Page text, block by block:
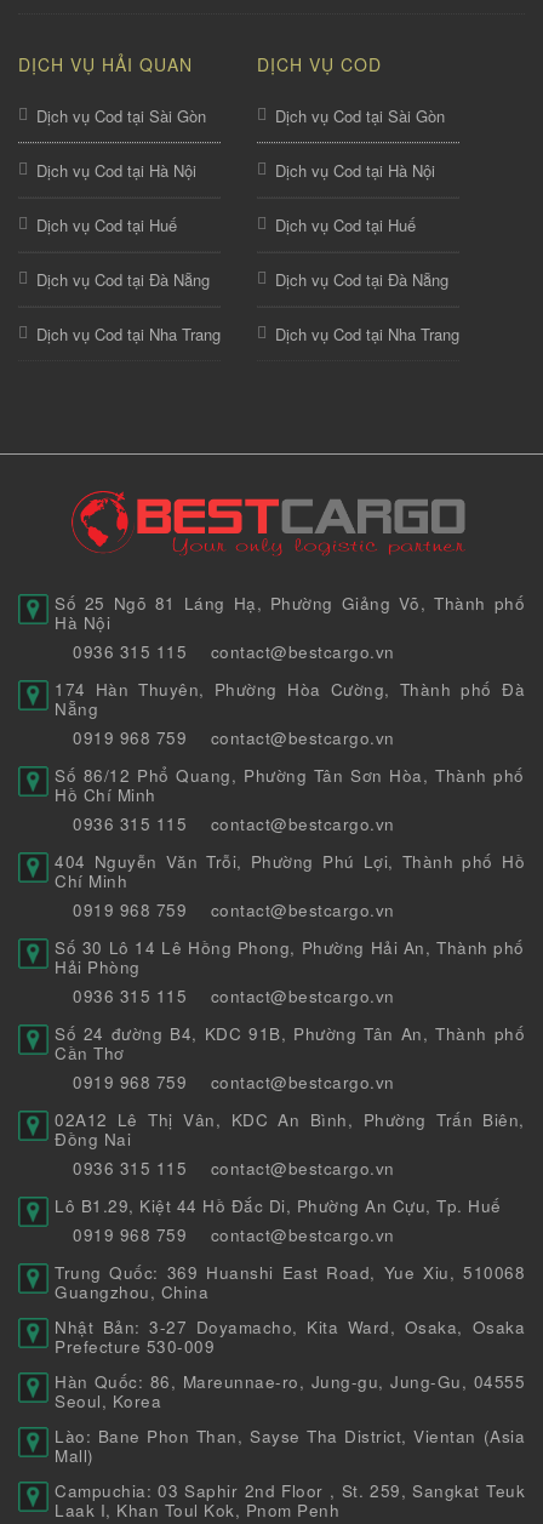
DỊCH VỤ HẢI QUAN
Dịch vụ Cod tại Sài Gòn
Dịch vụ Cod tại Hà Nội
Dịch vụ Cod tại Huế
Dịch vụ Cod tại Đà Nẵng
Dịch vụ Cod tại Nha Trang
DỊCH VỤ COD
Dịch vụ Cod tại Sài Gòn
Dịch vụ Cod tại Hà Nội
Dịch vụ Cod tại Huế
Dịch vụ Cod tại Đà Nẵng
Dịch vụ Cod tại Nha Trang
Số 25 Ngõ 81 Láng Hạ, Phường Giảng Võ, Thành phố
Hà Nội
0936 315 115
contact@bestcargo.vn
174 Hàn Thuyên, Phường Hòa Cường, Thành phố Đà
Nẵng
0919 968 759
contact@bestcargo.vn
Số 86/12 Phổ Quang, Phường Tân Sơn Hòa, Thành phố
Hồ Chí Minh
0936 315 115
contact@bestcargo.vn
404 Nguyễn Văn Trỗi, Phường Phú Lợi, Thành phố Hồ
Chí Minh
0919 968 759
contact@bestcargo.vn
Số 30 Lô 14 Lê Hồng Phong, Phường Hải An, Thành phố
Hải Phòng
0936 315 115
contact@bestcargo.vn
Số 24 đường B4, KDC 91B, Phường Tân An, Thành phố
Cần Thơ
0919 968 759
contact@bestcargo.vn
02A12 Lê Thị Vân, KDC An Bình, Phường Trấn Biên,
Đồng Nai
0936 315 115
contact@bestcargo.vn
Lô B1.29, Kiệt 44 Hồ Đắc Di, Phường An Cựu, Tp. Huế
0919 968 759
contact@bestcargo.vn
Trung Quốc: 369 Huanshi East Road, Yue Xiu, 510068
Guangzhou, China
Nhật Bản: 3-27 Doyamacho, Kita Ward, Osaka, Osaka
Prefecture 530-009
Hàn Quốc: 86, Mareunnae-ro, Jung-gu, Jung-Gu, 04555
Seoul, Korea
Lào: Bane Phon Than, Sayse Tha District, Vientan (Asia
Mall)
Campuchia: 03 Saphir 2nd Floor , St. 259, Sangkat Teuk
Laak I, Khan Toul Kok, Pnom Penh